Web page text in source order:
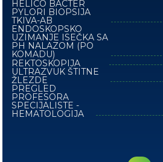
HELICO BACTER
PYLORI BIOPSIJA
TKIVA-AB
ENDOSKOPSKO
UZIMANJE ISEČKA SA
PH NALAZOM (PO
KOMADU)
REKTOSKOPIJA
ULTRAZVUK ŠTITNE
ŽLEZDE
PREGLED
PROFESORA
SPECIJALISTE -
HEMATOLOGIJA